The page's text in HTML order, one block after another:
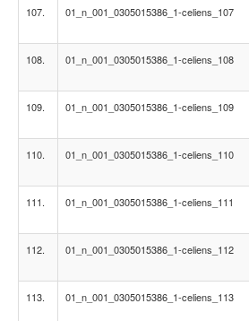
107. 01_n_001_0305015386_1-celiens_107
108. 01_n_001_0305015386_1-celiens_108
109. 01_n_001_0305015386_1-celiens_109
110. 01_n_001_0305015386_1-celiens_110
111. 01_n_001_0305015386_1-celiens_111
112. 01_n_001_0305015386_1-celiens_112
113. 01_n_001_0305015386_1-celiens_113